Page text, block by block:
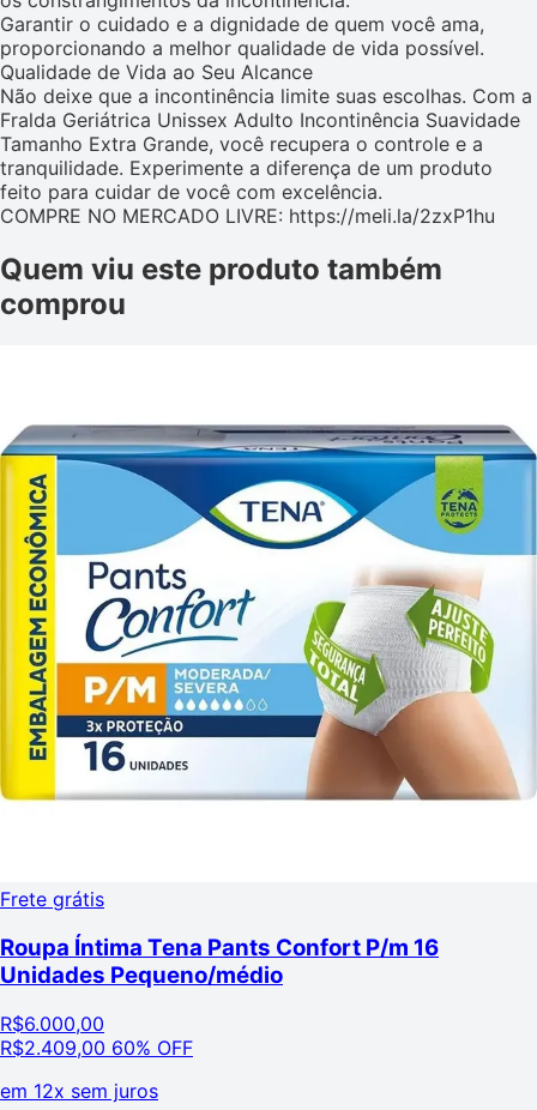
Garantir o cuidado e a dignidade de quem você ama,
proporcionando a melhor qualidade de vida possível.
Qualidade de Vida ao Seu Alcance
Não deixe que a incontinência limite suas escolhas. Com a
Fralda Geriátrica Unissex Adulto Incontinência Suavidade
Tamanho Extra Grande, você recupera o controle e a
tranquilidade. Experimente a diferença de um produto
feito para cuidar de você com excelência.
COMPRE NO MERCADO LIVRE: https://meli.la/2zxP1hu
Quem viu este produto também
comprou
Frete grátis
Roupa Íntima Tena Pants Confort P/m 16
Unidades Pequeno/médio
R$6.000,00
R$2.409,00 60% OFF
em 12x sem juros